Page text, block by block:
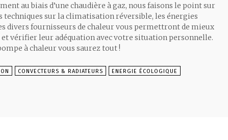
au biais d’une chaudière à gaz, nous faisons le point sur
techniques sur la climatisation réversible, les énergies
divers fournisseurs de chaleur vous permettront de mieux
vérifier leur adéquation avec votre situation personnelle.
à chaleur vous saurez tout !
CONVECTEURS & RADIATEURS ENERGIE ÉCOLOGIQUE